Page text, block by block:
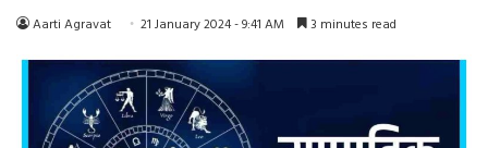
Aarti Agravat 21 January 2024 - 9:41 AM 3 minutes read